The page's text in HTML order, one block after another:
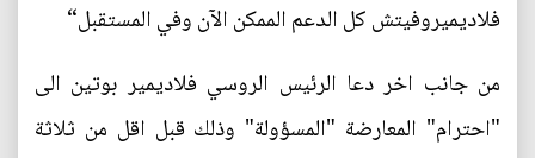
فلاديميروفيتش كل الدعم الممكن الآن وفي المستقبل“
من جانب اخر دعا الرئيس الروسي فلاديمير بوتين الى
"احترام" المعارضة "المسؤولة" وذلك قبل اقل من ثلاثة